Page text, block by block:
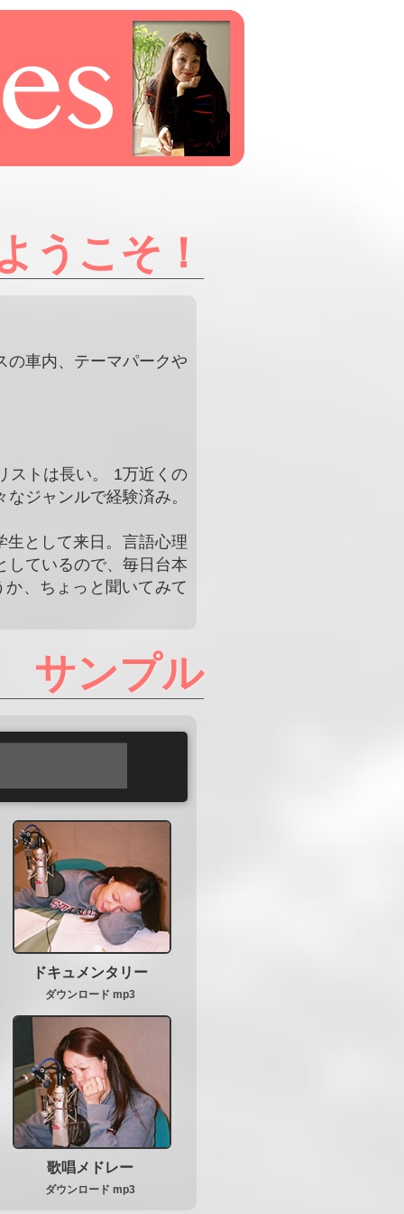
うこそ！
の車内、テーマパークや
ストは長い。 1万近くの
ジャンルで経験済み。
として来日。言語心理
しているので、毎日台本
、ちょっと聞いてみて
サンプル
ドキュメンタリー
ダウンロード mp3
歌唱メドレー
ダウンロード mp3